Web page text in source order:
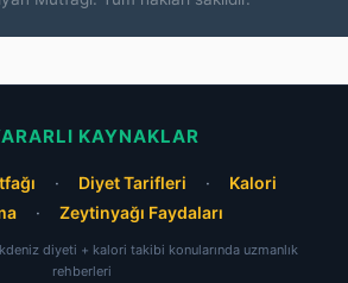
KAYNAKLAR
· Diyet Tarifleri ·
Kalori
· Zeytinyağı Faydaları
diyeti + kalori takibi konularında uzmanlık
rehberleri